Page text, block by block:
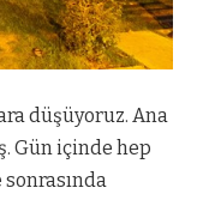
düşüyoruz. Ana
Gün içinde hep